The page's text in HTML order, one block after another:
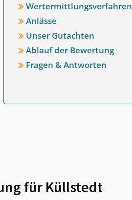
Wertermittlungsverfahren
Anlässe
Unser Gutachten
Ablauf der Bewertung
Fragen & Antworten
für Küllstedt